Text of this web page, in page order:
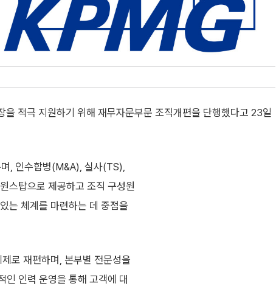
적극 지원하기 위해 재무자문부문 조직개편을 단행했다고 23일
, 인수합병(M&A), 실사(TS),
스탑으로 제공하고 조직 구성원
는 체계를 마련하는 데 중점을
로 재편하며, 본부별 전문성을
인 인력 운영을 통해 고객에 대